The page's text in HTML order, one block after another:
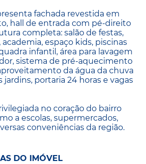
fachada revestida em
hall de entrada com pé-direito
completa: salão de festas,
espaço kids, piscinas
infantil, área para lavagem
sistema de pré-aquecimento
da água da chuva
jardins, portaria 24 horas e vagas
no coração do bairro
a escolas, supermercados,
conveniências da região.
DO IMÓVEL